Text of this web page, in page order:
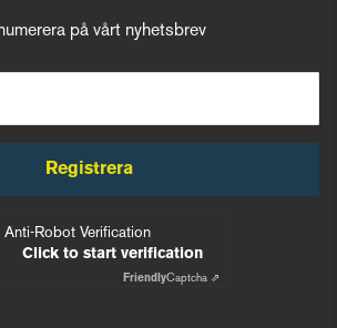
på vårt nyhetsbrev
Registrera
Anti-Robot Verification
Click to start verification
FriendlyCaptcha ⇗